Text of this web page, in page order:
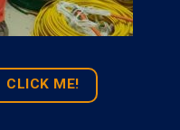
CLICK ME!